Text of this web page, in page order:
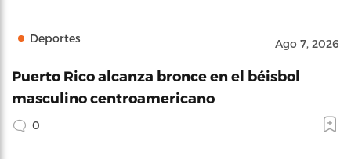
Deportes Ago 7, 2026
Puerto Rico alcanza bronce en el béisbol
masculino centroamericano
0